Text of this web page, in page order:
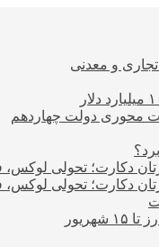
و معدنی
محوری دولت چهاردهم
دکارت؛ تحولی
دکارت؛ تحولی